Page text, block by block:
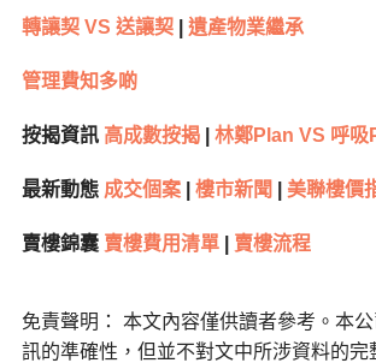
轉讓契 VS 送讓契 遺產物業繼承
管理費知多啲
按揭資訊 高成數按揭| 林鄭Plan VS 呼吸
最新動態 成交個案 樓市新聞 美聯樓價
賣樓錦囊 賣樓費用清單| 賣樓流程
免責聲明： 本文內容僅供讀者參考。本
訊的準確性，但並不對文中所涉資料的完